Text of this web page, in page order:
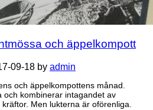
och äppelkompott
09-18 by admin
och äppelkompottens månad.
och kombinerar intagandet av
Men lukterna är oförenliga.